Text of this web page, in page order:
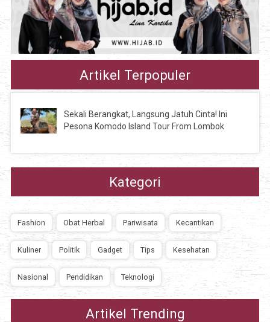
Artikel Terpopuler
Sekali Berangkat, Langsung Jatuh Cinta! Ini
Pesona Komodo Island Tour From Lombok
Kategori
Fashion Obat Herbal Pariwisata Kecantikan
Kuliner Politik Gadget Tips Kesehatan
Nasional Pendidikan Teknologi
Artikel Trending